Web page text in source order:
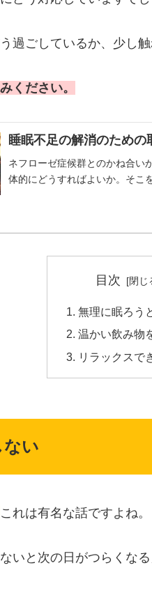
過ごしているか、少し触
ください。
睡眠不足の解消のための
ネフローゼ症候群とのかね合い
体的にどうすればよいか。そこ
目次
無理に眠ろう
温かい飲み物
リラックスで
ない
これは有名な話ですよね。
いと次の日がつらくな